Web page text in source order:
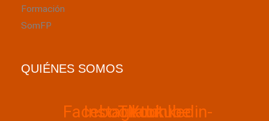
QUIÉNES SOMOS
Facebook-
Instagram
Tiktok
Youtube
Linkedin-